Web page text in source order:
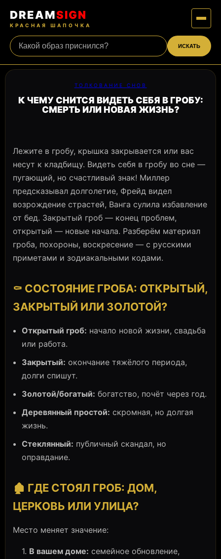
DREAMSIGN
КРАСНАЯ ШАПОЧКА
ИСКАТЬ
ТОЛКОВАНИЕ СНОВ
К ЧЕМУ СНИТСЯ ВИДЕТЬ СЕБЯ В ГРОБУ:
СМЕРТЬ ИЛИ НОВАЯ ЖИЗНЬ?
Лежите в гробу, крышка закрывается или вас
несут к кладбищу. Видеть себя в гробу во сне —
пугающий, но счастливый знак! Миллер
предсказывал долголетие, Фрейд видел
возрождение страстей, Ванга сулила избавление
от бед. Закрытый гроб — конец проблем,
открытый — новые начала. Разберём материал
гроба, похороны, воскресение — с русскими
приметами и зодиакальными кодами.
⚰️ СОСТОЯНИЕ ГРОБА: ОТКРЫТЫЙ,
ЗАКРЫТЫЙ ИЛИ ЗОЛОТОЙ?
Открытый гроб: начало новой жизни, свадьба
или работа.
Закрытый: окончание тяжёлого периода,
долги спишут.
Золотой/богатый: богатство, почёт через год.
Деревянный простой: скромная, но долгая
жизнь.
Стеклянный: публичный скандал, но
оправдание.
🏚️ ГДЕ СТОЯЛ ГРОБ: ДОМ,
ЦЕРКОВЬ ИЛИ УЛИЦА?
Место меняет значение:
1. В вашем доме: семейное обновление,